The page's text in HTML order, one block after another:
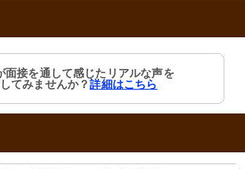
面接を通して感じたリアルな声を
てみませんか？詳細はこちら